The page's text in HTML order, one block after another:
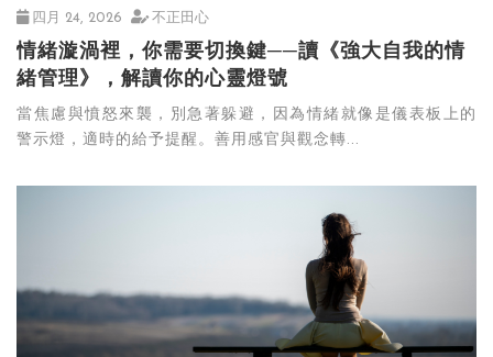
四月 24, 2026 不正田心
情緒漩渦裡，你需要切換鍵──讀《強大自我的情
緒管理》，解讀你的心靈燈號
當焦慮與憤怒來襲，別急著躲避，因為情緒就像是儀表板上的
警示燈，適時的給予提醒。善用感官與觀念轉...